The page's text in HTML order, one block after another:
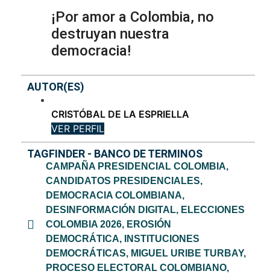
¡Por amor a Colombia, no
destruyan nuestra
democracia!
AUTOR(ES)
CRISTÓBAL DE LA ESPRIELLA
VER PERFIL
TAGFINDER - BANCO DE TERMINOS
CAMPAÑA PRESIDENCIAL COLOMBIA,
CANDIDATOS PRESIDENCIALES,
DEMOCRACIA COLOMBIANA,
DESINFORMACIÓN DIGITAL, ELECCIONES
COLOMBIA 2026, EROSIÓN
DEMOCRÁTICA,
INSTITUCIONES
DEMOCRÁTICAS, MIGUEL URIBE TURBAY,
PROCESO ELECTORAL COLOMBIANO,